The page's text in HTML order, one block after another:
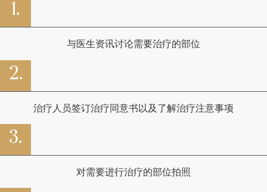
1.
与医生资讯讨论需要治疗的部位
2.
治疗人员签订治疗同意书以及了解治疗注意事项
3.
对需要进行治疗的部位拍照